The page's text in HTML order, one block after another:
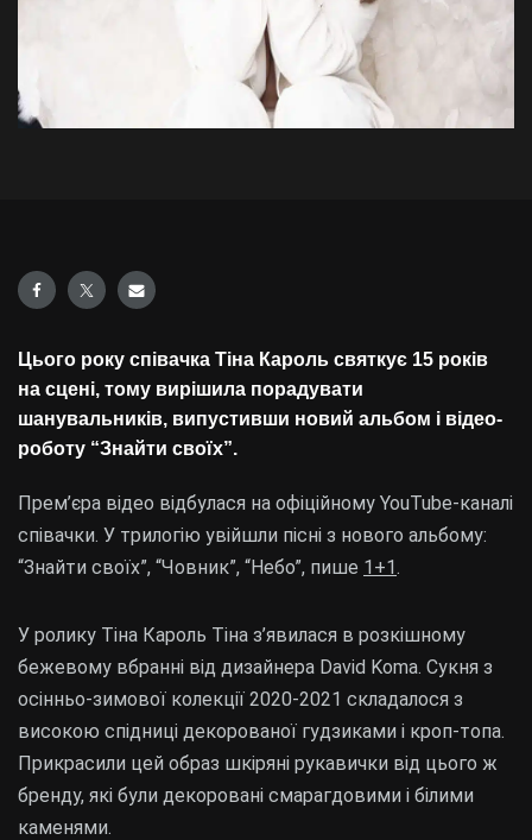
Цього року співачка Тіна Кароль святкує 15 років
на сцені, тому вирішила порадувати
шанувальників, випустивши новий альбом і відео-
роботу “Знайти своїх”.
Прем’єра відео відбулася на офіційному YouTube-каналі
співачки. У трилогію увійшли пісні з нового альбому:
“Знайти своїх”, “Човник”, “Небо”, пише 1+1.
У ролику Тіна Кароль Тіна з’явилася в розкішному
бежевому вбранні від дизайнера David Koma. Сукня з
осінньо-зимової колекції 2020-2021 складалося з
високою спідниці декорованої гудзиками і кроп-топа.
Прикрасили цей образ шкіряні рукавички від цього ж
бренду, які були декоровані смарагдовими і білими
каменями.